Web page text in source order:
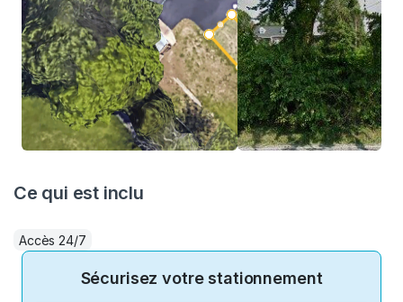
Ce qui est inclu
Accès 24/7
Sécurisez votre stationnement